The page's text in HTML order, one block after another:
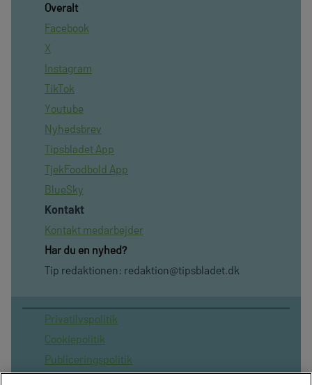
Overalt
Facebook
X
Instagram
TikTok
Youtube
Nyhedsbrev
Tipsbladet App
TjekFoodbold App
BlueSky
Kontakt
Kontakt medarbejder
Har du en nyhed?
Tip redaktionen: redaktion@tipsbladet.dk
Privatilvspolitik
Cookiepolitik
Publiceringspolitik